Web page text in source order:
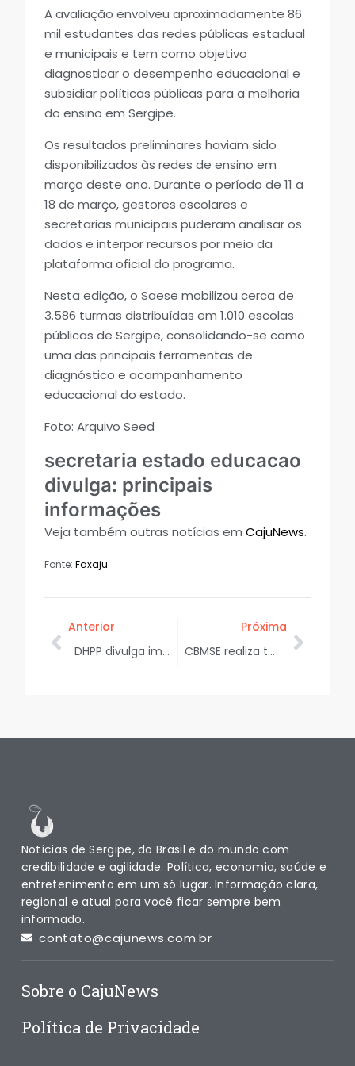
A avaliação envolveu aproximadamente 86
mil estudantes das redes públicas estadual
e municipais e tem como objetivo
diagnosticar o desempenho educacional e
subsidiar políticas públicas para a melhoria
do ensino em Sergipe.
Os resultados preliminares haviam sido
disponibilizados às redes de ensino em
março deste ano. Durante o período de 11 a
18 de março, gestores escolares e
secretarias municipais puderam analisar os
dados e interpor recursos por meio da
plataforma oficial do programa.
Nesta edição, o Saese mobilizou cerca de
3.586 turmas distribuídas em 1.010 escolas
públicas de Sergipe, consolidando-se como
uma das principais ferramentas de
diagnóstico e acompanhamento
educacional do estado.
Foto: Arquivo Seed
secretaria estado educacao
divulga: principais
informações
Veja também outras notícias emCajuNews.
Fonte:Faxaju
Anterior
DHPP divulga imagens de suspeitos de homicídio no bairro Coroa do Meio
Próxima
CBMSE realiza terceira edição da competição Bombeiro de Aço, em Aracaju
Notícias de Sergipe, do Brasil e do mundo com
credibilidade e agilidade. Política, economia, saúde e
entretenimento em um só lugar. Informação clara,
regional e atual para você ficar sempre bem
informado.
contato@cajunews.com.br
Sobre o CajuNews
Política de Privacidade